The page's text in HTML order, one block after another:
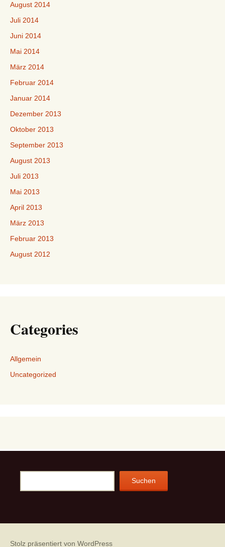
August 2014
Juli 2014
Juni 2014
Mai 2014
März 2014
Februar 2014
Januar 2014
Dezember 2013
Oktober 2013
September 2013
August 2013
Juli 2013
Mai 2013
April 2013
März 2013
Februar 2013
August 2012
Categories
Allgemein
Uncategorized
Suchen
Stolz präsentiert von WordPress